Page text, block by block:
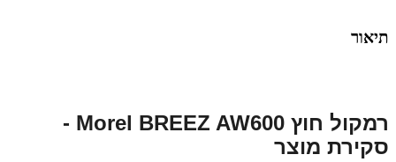
תיאור
רמקול חוץ Morel BREEZ AW600 -
סקירת מוצר